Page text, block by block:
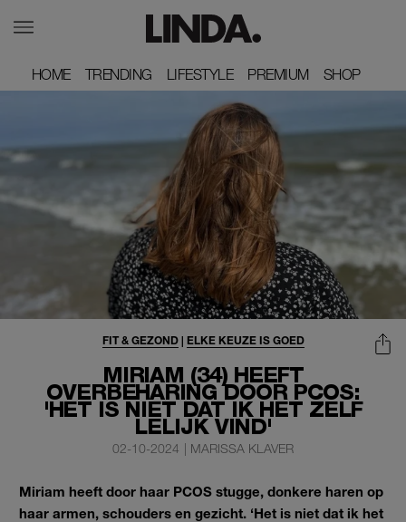
HOME
HOME TRENDING
TRENDING LIFESTYLE
LIFESTYLE PREMIUM
PREMIUM SHOP
SHOP
MIRIAM (34) HEEFT
OVERBEHARING DOOR PCOS:
'HET IS NIET DAT IK HET ZELF
LELIJK VIND'
FIT & GEZOND| ELKE KEUZE IS GOED
02-10-2024 | MARISSA KLAVER
Miriam heeft door haar PCOS stugge, donkere haren op
haar armen, schouders en gezicht. ‘Het is niet dat ik het